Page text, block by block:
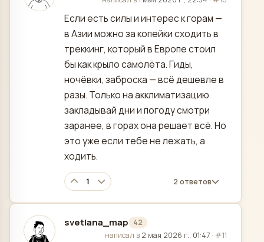
Если есть силы и интерес к горам —
в Азии можно за копейки сходить в
треккинг, который в Европе стоил
бы как крыло самолёта. Гиды,
ночёвки, заброска — всё дешевле в
разы. Только на акклиматизацию
закладывай дни и погоду смотри
заранее, в горах она решает всё. Но
это уже если тебе не лежать, а
ходить.
1 2 ответов
svetlana_map 42
отредактировано
написал в 2 мая 2026 г., 01:47 · #11